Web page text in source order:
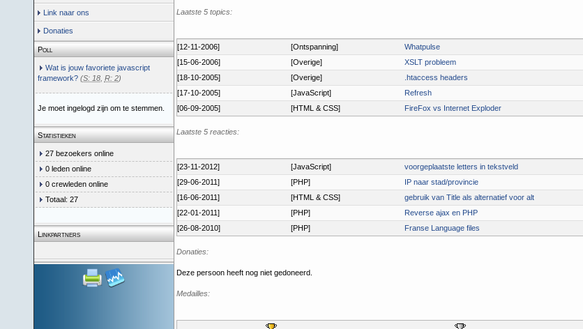
Link naar ons
Donaties
Poll
Wat is jouw favoriete javascript
framework? (S: 18, R: 2)
Je moet ingelogd zijn om te stemmen.
Statistieken
27 bezoekers online
0 leden online
0 crewleden online
Totaal: 27
Linkpartners
Laatste 5 topics:
[12-11-2006] [Ontspanning]
Whatpulse
[15-06-2006]
[Overige]
XSLT probleem
[18-10-2005]
[Overige]
.htaccess headers
[17-10-2005]
[JavaScript]
Refresh
[06-09-2005]
[HTML & CSS] FireFox vs Internet Exploder
Laatste 5 reacties:
[23-11-2012] [JavaScript]
voorgeplaatste letters in tekstveld
[29-06-2011]
[PHP]
IP naar stad/provincie
[16-06-2011]
[HTML & CSS]
gebruik van Title als alternatief voor alt
[22-01-2011]
[PHP]
Reverse ajax en PHP
[26-08-2010]
[PHP] Franse Language files
Donaties:
Deze persoon heeft nog niet gedoneerd.
Medailles: